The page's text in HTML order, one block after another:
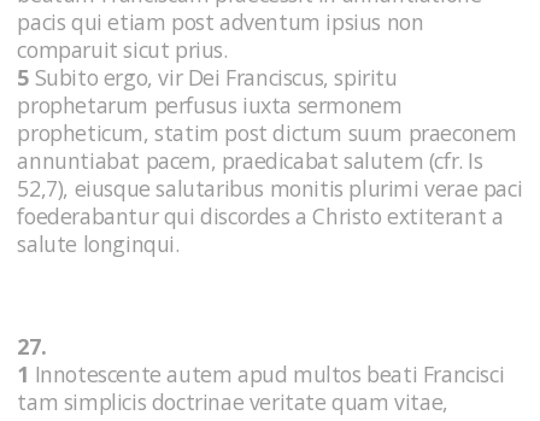
pacis qui etiam post adventum ipsius non
comparuit sicut prius.
5 Subito ergo, vir Dei Franciscus, spiritu
prophetarum perfusus iuxta sermonem
propheticum, statim post dictum suum praeconem
annuntiabat pacem, praedicabat salutem (cfr. Is
52,7), eiusque salutaribus monitis plurimi verae paci
foederabantur qui discordes a Christo extiterant a
salute longinqui.
27.
1 Innotescente autem apud multos beati Francisci
tam simplicis doctrinae veritate quam vitae,